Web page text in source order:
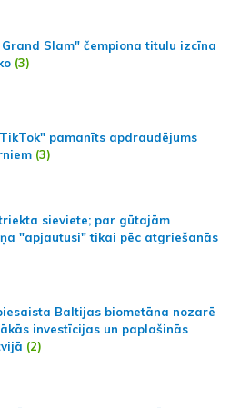
Grand Slam" čempiona titulu izcīna
(3)
pamanīts apdraudējums
(3)
sieviete; par gūtajām
"apjautusi" tikai pēc atgriešanās
Baltijas biometāna nozarē
investīcijas un paplašinās
(2)